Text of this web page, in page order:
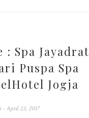
: Spa
Puspa Spa
Jogja
- April 23, 2017